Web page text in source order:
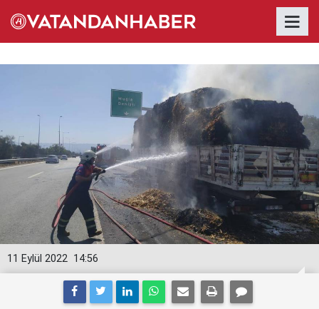
14:56
11 Eylül 2022